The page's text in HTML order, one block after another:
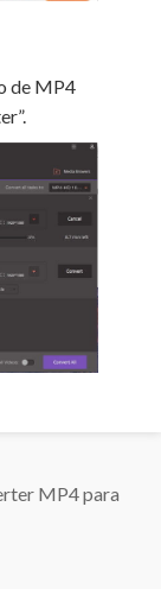
de MP4
MP4 para